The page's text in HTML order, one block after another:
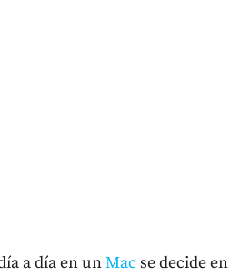
a día en unMac se decide en